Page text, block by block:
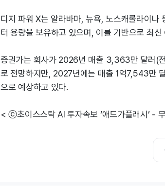
디지 파워 X는 알라바마, 뉴욕, 노스캐롤라이
터 용량을 보유하고 있으며, 이를 기반으로 최
증권가는 회사가 2026년 매출 3,363만 달러(
로 전망하지만, 2027년에는 매출 1억7,543만
으로 예상하고 있다.
< ⓒ초이스스탁 AI 투자속보 ‘애드가플래시’ -